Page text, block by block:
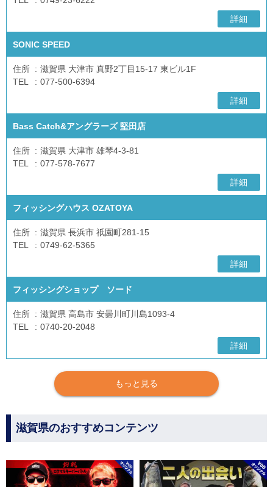
詳細
SONIC SPEED
住所
滋賀県 大津市 真野2丁目15-17 東ビル1F
TEL
077-500-6394
詳細
Bass Catch&アングラーズ 堅田店
住所
滋賀県 大津市 雄琴4-3-81
TEL
077-578-7677
詳細
フィッシングハウス OZATOYA
住所
滋賀県 長浜市 祇園町281-15
TEL
0749-62-5365
詳細
フィッシングショップ ソード
住所
滋賀県 高島市 安曇川町川島1093-4
TEL
0740-20-2048
詳細
もっと見る
滋賀県のおすすめコンテンツ